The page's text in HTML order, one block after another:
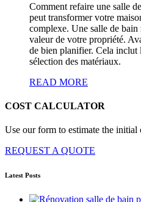
Comment refaire une salle
peut transformer votre
complexe. Une salle de
valeur de votre propriété.
de bien planifier. Cela inclut
sélection des matériaux.
READ MORE
COST CALCULATOR
Use our form to estimate the
REQUEST A QUOTE
Latest Posts